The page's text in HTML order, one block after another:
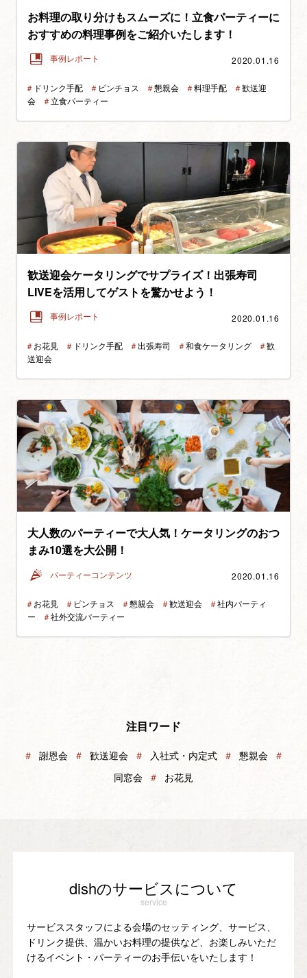
お料理の取り分けもスムーズに！立食パーティーに
おすすめの料理事例をご紹介いたします！
事例レポート 2020.01.16
＃ ドリンク手配 ＃ ピンチョス ＃懇親会 ＃料理手配 ＃歓送迎
会
＃立食パーティー
歓送迎会ケータリングでサプライズ！出張寿司
LIVEを活用してゲストを驚かせよう！
事例レポート 2020.01.16
＃お花見 ＃ ドリンク手配 ＃出張寿司 ＃和食ケータリング ＃歓
送迎会
大人数のパーティーで大人気！ケータリングのおつ
まみ10選を大公開！
パーティーコンテンツ 2020.01.16
＃お花見 ＃ ピンチョス ＃懇親会 ＃歓送迎会 ＃社内パーティ
ー
＃社外交流パーティー
注目ワード
＃ 謝恩会 ＃ 歓送迎会 ＃ 入社式・内定式 ＃ 懇親会 ＃
同窓会 ＃ お花見
dishのサービスについて
service
サービススタッフによる会場のセッティング、サービス、
ドリンク提供、温かいお料理の提供など、お楽しみいただ
けるイベント・パーティーのお手伝いをいたします！